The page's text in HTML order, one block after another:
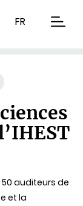
FR
50 auditeurs de
et la